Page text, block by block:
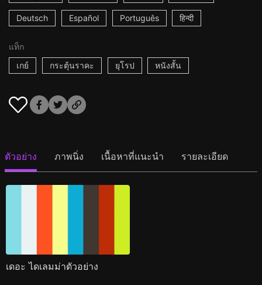
Deutsch Español Português हिन्दी
แท็ก
เกย์
กระตุ้นราคะ ยุโรป หนังสั้น
ตัวอย่าง ภาพนิ่ง เนื้อหาที่แนะนำ รายละเอียด
เดอะ ไดเลมม่าตัวอย่าง